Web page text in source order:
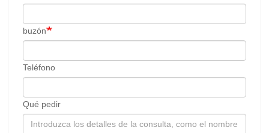
buzón
Teléfono
Qué pedir